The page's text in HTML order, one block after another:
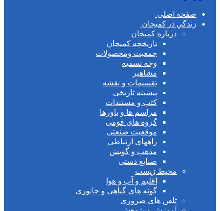
اصلی
در كميجان
درباره کمیجان
تاریخچه کمیجان
جمعیت ومحصولات
وجه تسمیه
مشاهیر
تقسیمات و نقشه
پیشینه تاریخی
کتب و مستندات
مراسم ها و باورها
گروه های قومی
موقعیت صنعتی
راههای ارتباطی
مذهب و گویش
صنایع دستی
محیط زیست
اقلیم و آب و هوا
گونه های گیاهی و جانوری
تلفن های ضروری